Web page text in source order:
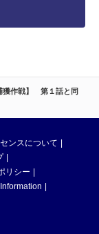
獲作戦】 第１話と同
ンスについて
リシー